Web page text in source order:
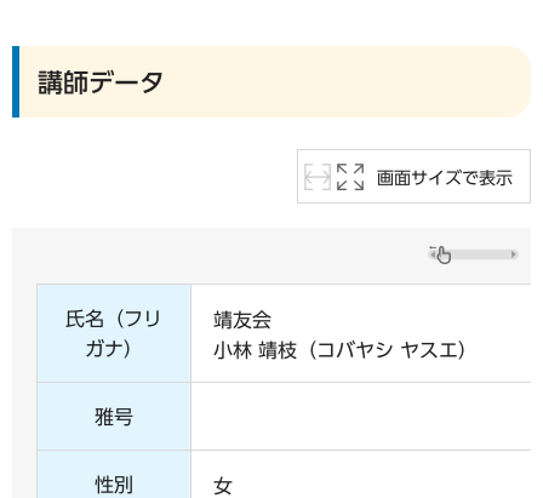
講師データ
画面サイズで表示
氏名（フリ
ガナ）
靖友会
小林 靖枝（コバヤシ ヤスエ）
雅号
性別 女